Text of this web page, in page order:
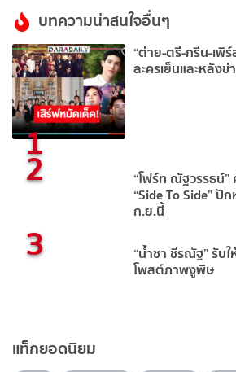
บทความน่าสนใจอื่นๆ
1
“ต่าย-ตรี-กรีน-เพิ
ละครเย็นและหลังข่
2 “โฟร์ท ณัฐวรรธน์”
“Side To Side”
ก.ย.นี้
3 “น้ำชา ชีรณัฐ” รับ
โพสต์ภาพงูพิษ
แท็กยอดนิยม